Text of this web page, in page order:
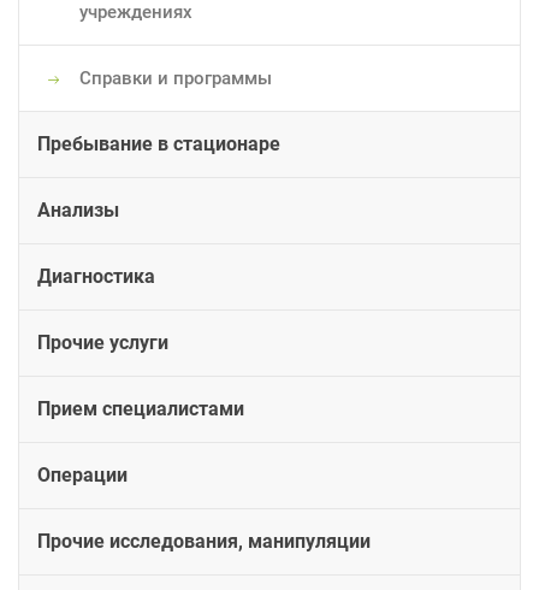
учреждениях
Справки и программы
Пребывание в стационаре
Анализы
Диагностика
Прочие услуги
Прием специалистами
Операции
Прочие исследования, манипуляции